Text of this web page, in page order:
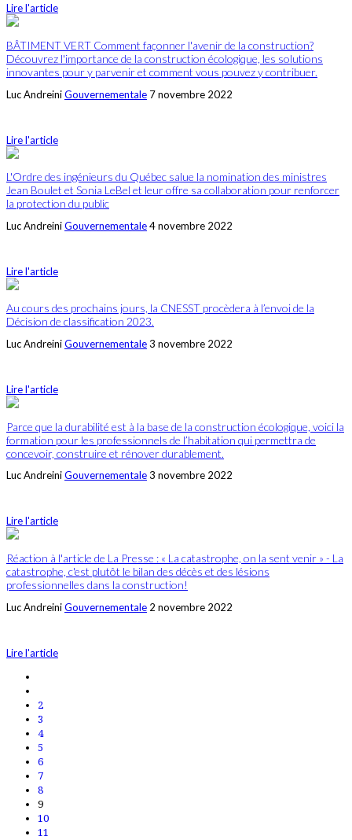
Lire l'article
BÂTIMENT VERT Comment façonner l'avenir de la construction?
Découvrez l'importance de la construction écologique, les solutions
innovantes pour y parvenir et comment vous pouvez y contribuer.
Luc AndreiniGouvernementale 7 novembre 2022
Lire l'article
L'Ordre des ingénieurs du Québec salue la nomination des ministres
Jean Boulet et Sonia LeBel et leur offre sa collaboration pour renforcer
la protection du public
Luc AndreiniGouvernementale4 novembre 2022
Lire l'article
Au cours des prochains jours, la CNESST procèdera à l’envoi de la
Décision de classification 2023.
Luc AndreiniGouvernementale3 novembre 2022
Lire l'article
Parce que la durabilité est à la base de la construction écologique, voici la
formation pour les professionnels de l’habitation qui permettra de
concevoir, construire et rénover durablement.
Luc AndreiniGouvernementale3 novembre 2022
Lire l'article
Réaction à l'article de La Presse : « La catastrophe, on la sent venir » - La
catastrophe, c'est plutôt le bilan des décès et des lésions
professionnelles dans la construction!
Luc AndreiniGouvernementale 2 novembre 2022
Lire l'article
2
3
4
5
6
7
8
9
10
11